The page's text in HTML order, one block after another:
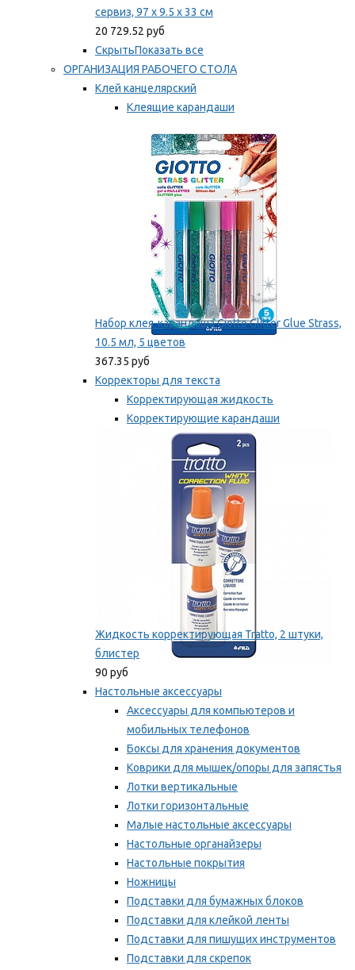
сервиз, 97 x 9.5 x 33 см
20 729.52 руб
СкрытьПоказать все
ОРГАНИЗАЦИЯ РАБОЧЕГО СТОЛА
Клей канцелярский
Клеящие карандаши
Мы рекомендуем
Набор клея-карандаша Giotto Glitter Glue Strass,
10.5 мл, 5 цветов
367.35 руб
Корректоры для текста
Корректирующая жидкость
Корректирующие карандаши
Корректирующие ленты
Мы рекомендуем
Жидкость корректирующая Tratto, 2 штуки,
блистер
90 руб
Настольные аксессуары
Аксессуары для компьютеров и
мобильных телефонов
Боксы для хранения документов
Коврики для мышек/опоры для запястья
Лотки вертикальные
Лотки горизонтальные
Малые настольные аксессуары
Настольные органайзеры
Настольные покрытия
Ножницы
Подставки для бумажных блоков
Подставки для клейкой ленты
Подставки для пишущих инструментов
Подставки для скрепок